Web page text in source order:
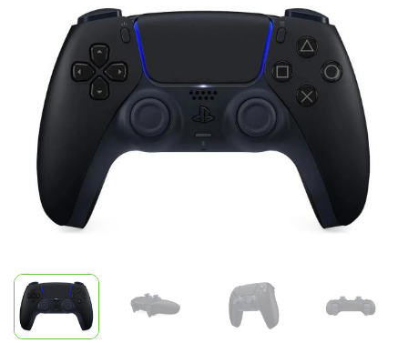
Ноутбуки
Игровые приставки и аксессуары
Смарт-часы
Наушники
DualSense
PlayStation
черный